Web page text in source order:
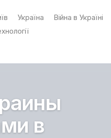
Україна Війна в Україні
в